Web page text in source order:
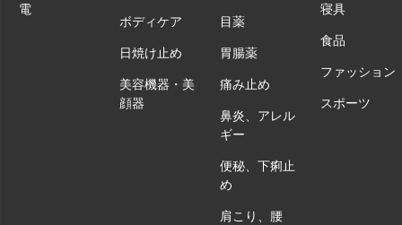
電
ボディケア
日焼け止め
美容機器・美
顔器
目薬
胃腸薬
痛み止め
鼻炎、アレル
ギー
便秘、下痢止
め
肩こり、腰
寝具
食品
ファッション
スポーツ